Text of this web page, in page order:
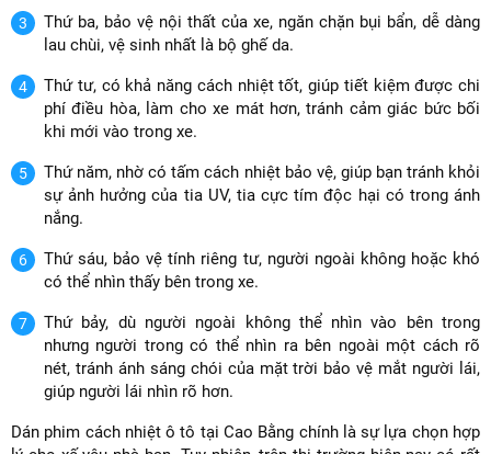
Thứ ba, bảo vệ nội thất của xe, ngăn chặn bụi bẩn, dễ dàng
lau chùi, vệ sinh nhất là bộ ghế da.
Thứ tư, có khả năng cách nhiệt tốt, giúp tiết kiệm được chi
phí điều hòa, làm cho xe mát hơn, tránh cảm giác bức bối
khi mới vào trong xe.
Thứ năm, nhờ có tấm cách nhiệt bảo vệ, giúp bạn tránh khỏi
sự ảnh hưởng của tia UV, tia cực tím độc hại có trong ánh
nắng.
Thứ sáu, bảo vệ tính riêng tư, người ngoài không hoặc khó
có thể nhìn thấy bên trong xe.
Thứ bảy, dù người ngoài không thể nhìn vào bên trong
nhưng người trong có thể nhìn ra bên ngoài một cách rõ
nét, tránh ánh sáng chói của mặt trời bảo vệ mắt người lái,
giúp người lái nhìn rõ hơn.
Dán phim cách nhiệt ô tô tại Cao Bằng chính là sự lựa chọn hợp